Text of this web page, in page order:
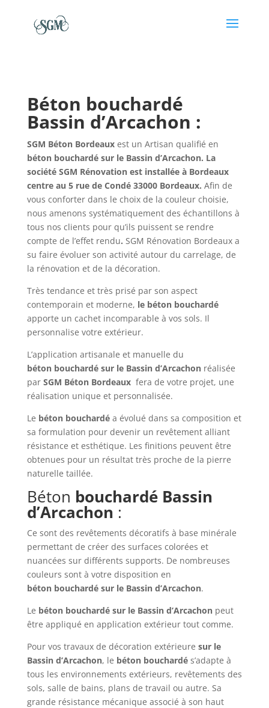
Béton bouchardé
Bassin d’Arcachon :
SGM Béton Bordeaux est un Artisan qualifié en
béton bouchardé sur le Bassin d’Arcachon. La
société SGM Rénovation est installée à Bordeaux
centre au 5 rue de Condé 33000 Bordeaux. Afin de
vous conforter dans le choix de la couleur choisie,
nous amenons systématiquement des échantillons à
tous nos clients pour qu’ils puissent se rendre
compte de l’effet rendu. SGM Rénovation Bordeaux a
su faire évoluer son activité autour du carrelage, de
la rénovation et de la décoration.
Très tendance et très prisé par son aspect
contemporain et moderne, le béton bouchardé
apporte un cachet incomparable à vos sols. Il
personnalise votre extérieur.
L’application artisanale et manuelle du
béton bouchardé sur le Bassin d’Arcachonréalisée
par SGM Béton Bordeauxfera de votre projet, une
réalisation unique et personnalisée.
Le béton bouchardéa évolué dans sa composition et
sa formulation pour devenir un revêtement alliant
résistance et esthétique. Les finitions peuvent être
obtenues pour un résultat très proche de la pierre
naturelle taillée.
Béton bouchardé Bassin
d’Arcachon :
Ce sont des revêtements décoratifs à base minérale
permettant de créer des surfaces colorées et
nuancées sur différents supports. De nombreuses
couleurs sont à votre disposition en
béton bouchardé sur le Bassin d’Arcachon.
Le béton bouchardé sur le Bassin d’Arcachonpeut
être appliqué en application extérieur tout comme.
Pour vos travaux de décoration extérieure sur le
Bassin d’Arcachon, le béton bouchardés’adapte à
tous les environnements extérieurs, revêtements des
sols, salle de bains, plans de travail ou autre. Sa
grande résistance mécanique associé à son haut